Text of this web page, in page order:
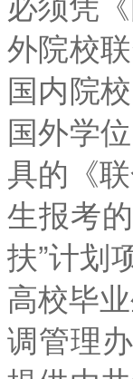
外院校
国内院
国外学
具的《
生报考
扶”计划
高校毕
调管理